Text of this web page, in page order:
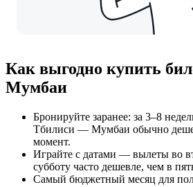
Как выгодно купить
Мумбаи
Бронируйте заранее: за 3–8
Тбилиси — Мумбаи обычно
момент.
Играйте с датами — вылеты во
субботу часто дешевле, чем в
Самый бюджетный месяц для